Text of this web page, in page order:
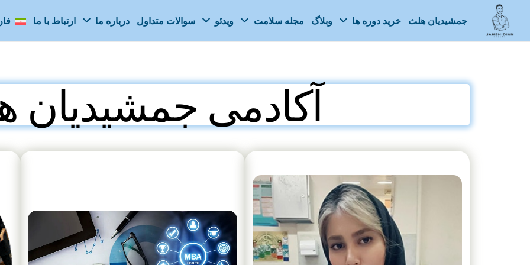
جمشیدیان هلث خرید دوره ها وبلاگ مجله سلامت ویدئو سوالات متداول درباره ما ارتباط با ما
آکادمی جمشیدیان